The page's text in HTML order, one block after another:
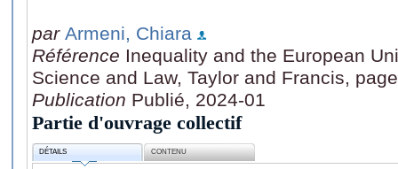
par Armeni, Chiara
Référence Inequality and the European
Science and Law, Taylor and Francis,
Publication Publié, 2024-01
Partie d'ouvrage collectif
DÉTAILS CONTENU